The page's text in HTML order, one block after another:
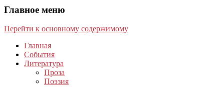
Главное меню
Перейти к основному содержимому
Главная
События
Литература
Проза
Поэзия